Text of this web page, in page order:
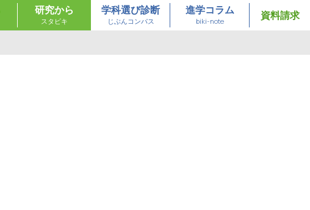
研究から
スタビキ
学科選び診断
じぶんコンパス
進学コラム
biki-note
資料請求